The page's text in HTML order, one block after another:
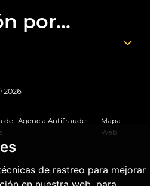
de rastreo para mejorar
por...
2026
de Agencia Antifraude
Mapa
Web